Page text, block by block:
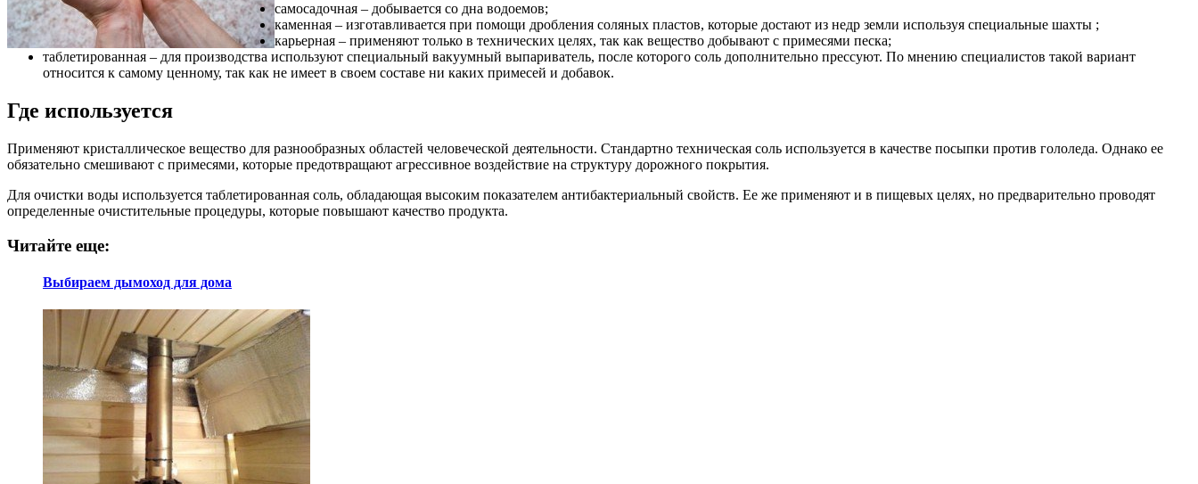
самосадочная – добывается со дна водоемов;
каменная – изготавливается при помощи дробления соляных пластов, которые достают из недр земли используя специальные шахты ;
карьерная – применяют только в технических целях, так как вещество добывают с примесями песка;
таблетированная – для производства используют специальный вакуумный выпариватель, после которого соль дополнительно прессуют. По мнению специалистов такой вариант
относится к самому ценному, так как не имеет в своем составе ни каких примесей и добавок.
Где используется
Применяют кристаллическое вещество для разнообразных областей человеческой деятельности. Стандартно техническая соль используется в качестве посыпки против гололеда. Однако ее
обязательно смешивают с примесями, которые предотвращают агрессивное воздействие на структуру дорожного покрытия.
Для очистки воды используется таблетированная соль, обладающая высоким показателем антибактериальный свойств. Ее же применяют и в пищевых целях, но предварительно проводят
определенные очистительные процедуры, которые повышают качество продукта.
Читайте еще:
Выбираем дымоход для дома